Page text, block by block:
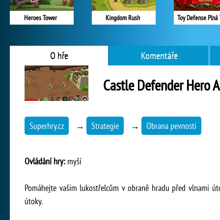
Heroes Tower Kingdom Rush Toy Defense Plná
O hře Komentáře
Castle Defender Hero
Superhry.cz → Strategie → Obrana pevnosti
Ovládání hry: myší
Pomáhejte vašim lukostřelcům v obraně hradu před vlnami
útoky.